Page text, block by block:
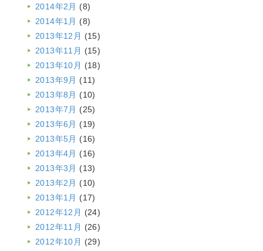
2014年2月 (8)
2014年1月 (8)
2013年12月 (15)
2013年11月 (15)
2013年10月 (18)
2013年9月 (11)
2013年8月 (10)
2013年7月 (25)
2013年6月 (19)
2013年5月 (16)
2013年4月 (16)
2013年3月 (13)
2013年2月 (10)
2013年1月 (17)
2012年12月 (24)
2012年11月 (26)
2012年10月 (29)